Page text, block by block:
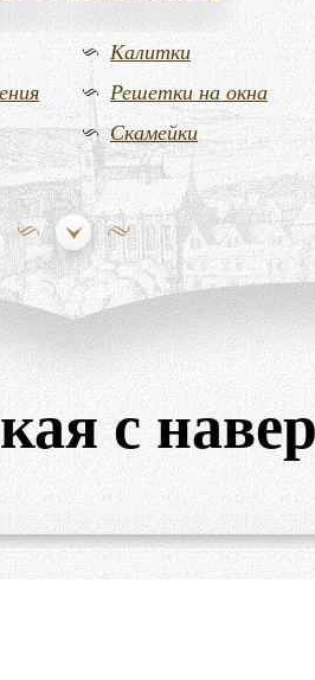
Калитки
Решетки на окна
Скамейки
с